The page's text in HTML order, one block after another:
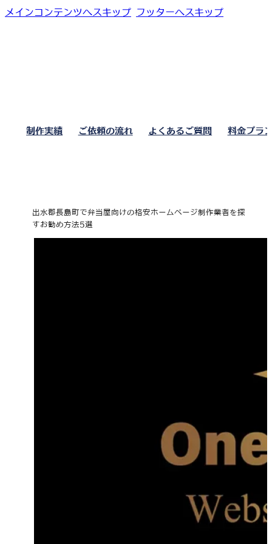
メインコンテンツへスキップ フッターへスキップ
制作実績 ご依頼の流れ よくあるご質問 料金プラ
出水郡長島町で弁当屋向けの格安ホームページ制作業者を探
すお勧め方法5選